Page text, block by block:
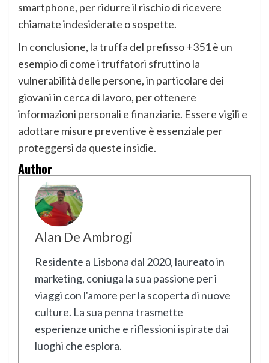
smartphone, per ridurre il rischio di ricevere
chiamate indesiderate o sospette.
In conclusione, la truffa del prefisso +351 è un
esempio di come i truffatori sfruttino la
vulnerabilità delle persone, in particolare dei
giovani in cerca di lavoro, per ottenere
informazioni personali e finanziarie. Essere vigili e
adottare misure preventive è essenziale per
proteggersi da queste insidie.
Author
Alan De Ambrogi
Residente a Lisbona dal 2020, laureato in
marketing, coniuga la sua passione per i
viaggi con l'amore per la scoperta di nuove
culture. La sua penna trasmette
esperienze uniche e riflessioni ispirate dai
luoghi che esplora.